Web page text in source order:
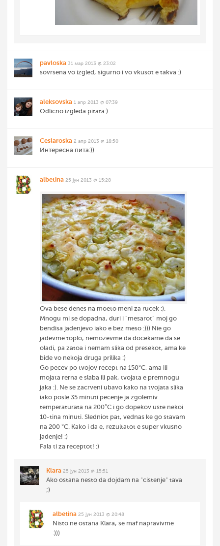
pavloska 31 мар 2013 @ 23:02
sovrsena vo izgled, sigurno i vo vkusot e takva :)
aleksovska 1 апр 2013 @ 07:39
Odlicno izgleda pitata:)
Ceslaroska 2 апр 2013 @ 18:50
Интересна пита:))
albetina 25 јун 2013 @ 15:28
Ova bese denes na moeto meni za rucek :).
Mnogu mi se dopadna, duri i "mesarot" moj go
bendisa jadenjevo iako e bez meso :))) Nie go
jadevme toplo, nemozevme da docekame da se
oladi, pa zatoa i nemam slika od presekot, ama ke
bide vo nekoja druga prilika :)
Go pecev po tvojov recept na 150°C, ama ili
mojata rerna e slaba ili pak, tvojata e premnogu
jaka :). Ne se zacrveni ubavo kako na tvojata slika
iako posle 35 minuti pecenje ja zgolemiv
temperaturata na 200°C i go dopekov uste nekoi
10-tina minuti. Sledniot pat, vednas ke go stavam
na 200 °C. Kako i da e, rezultatot e super vkusno
jadenje! :)
Fala ti za receptot! :)
Klara 25 јун 2013 @ 15:51
Ako ostana nesto da dojdam na "cistenje" tava
;)
albetina 25 јун 2013 @ 20:48
Nisto ne ostana Klara, se maf napravivme
:)))